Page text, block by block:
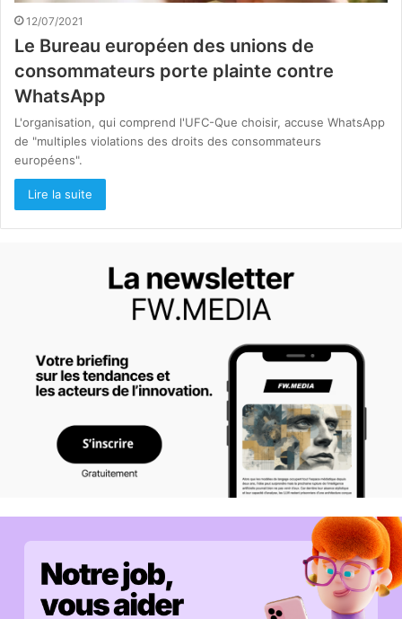
12/07/2021
Le Bureau européen des unions de
consommateurs porte plainte contre
WhatsApp
L'organisation, qui comprend l'UFC-Que choisir, accuse WhatsApp
de "multiples violations des droits des consommateurs
européens".
Lire la suite